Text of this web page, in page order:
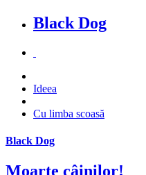
Black Dog
Ideea
Cu limba scoasă
Black Dog
Moarte câinilor!